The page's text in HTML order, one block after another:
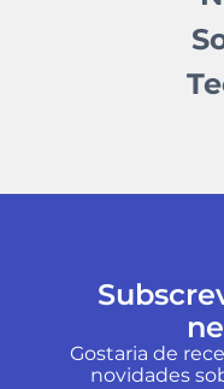
Gostaria de
novidades